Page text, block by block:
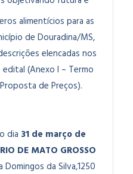
alimentícios para as
de Douradina/MS,
elencadas nos
(Anexo I – Termo
de Preços).
dia 31 de março de
DE MATO GROSSO
Domingos da Silva,1250